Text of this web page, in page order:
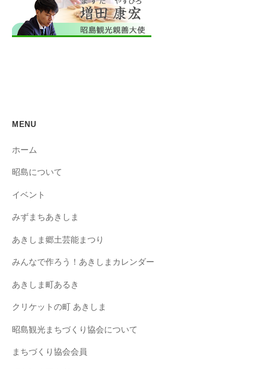
MENU
ホーム
昭島について
イベント
みずまちあきしま
あきしま郷土芸能まつり
みんなで作ろう！あきしまカレンダー
あきしま町あるき
クリケットの町 あきしま
昭島観光まちづくり協会について
まちづくり協会会員